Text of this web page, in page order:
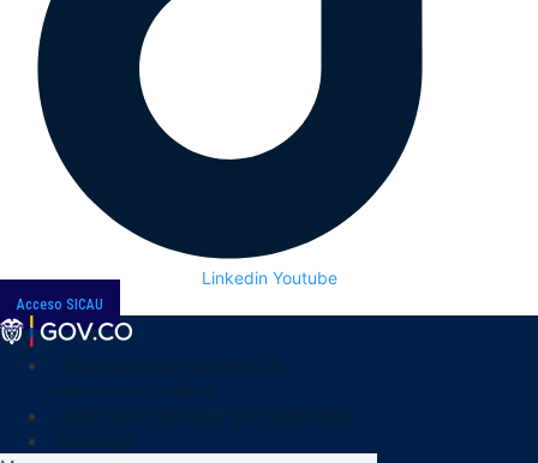
Linkedin Youtube
Acceso SICAU